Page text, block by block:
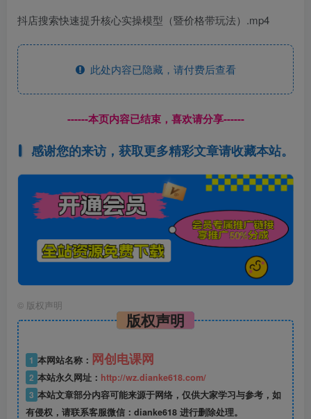
抖店搜索快速提升核心实操模型（暨价格带玩法）.mp4
此处内容已隐藏，请付费后查看
------本页内容已结束，喜欢请分享------
感谢您的来访，获取更多精彩文章请收藏本站。
© 版权声明
版权声明
1 本网站名称： 网创电课网
2 本站永久网址： http://wz.dianke618.com/
3 本站文章部分内容可能来源于网络，仅供大家学习与参考，如
有侵权，请联系客服微信：dianke618 进行删除处理。